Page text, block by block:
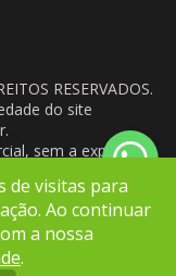
RESERVADOS.
do site
sem a expressa
91
de visitas para
Ao continuar
a nossa
.